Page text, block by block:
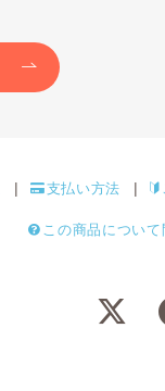
支払い方法
この商品につい